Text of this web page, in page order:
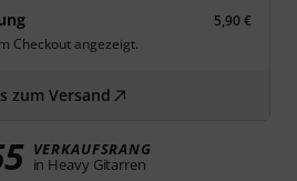
5,90 €
Checkout angezeigt.
zum Versand
VERKAUFSRANG
in Heavy Gitarren